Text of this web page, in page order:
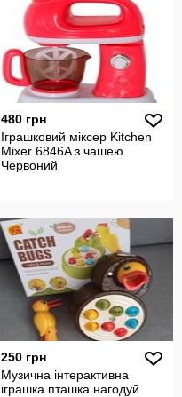
480 грн
Іграшковий міксер Kitchen
Mixer 6846A з чашею
Червоний
250 грн
Музична інтерактивна
іграшка пташка нагодуй